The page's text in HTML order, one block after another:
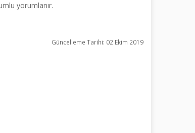
yorumlanır.
Güncelleme Tarihi: 02 Ekim 2019